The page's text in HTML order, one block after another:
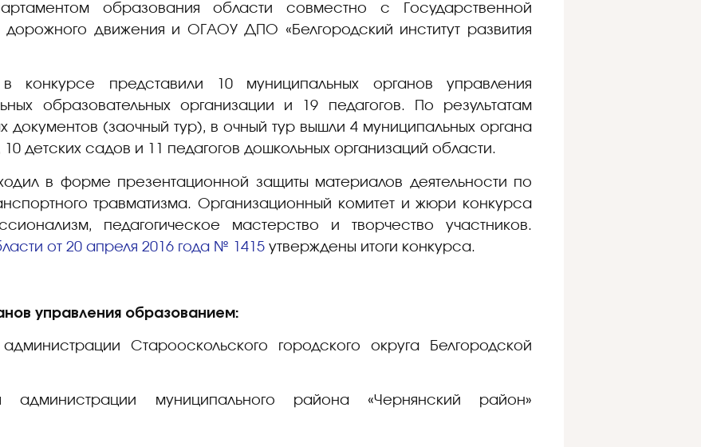
образования области совместно с Государственной
движения и ОГАОУ ДПО «Белгородский институт развития
конкурсе представили 10 муниципальных органов управления
образовательных организации и 19 педагогов. По результатам
документов (заочный тур), в очный тур вышли 4 муниципальных органа
детских садов и 11 педагогов дошкольных организаций области.
в форме презентационной защиты материалов деятельности по
травматизма. Организационный комитет и жюри конкурса
педагогическое мастерство и творчество участников.
от 20 апреля 2016 года № 1415 утверждены итоги конкурса.
управления образованием:
Старооскольского городского округа Белгородской
администрации муниципального района «Чернянский район»